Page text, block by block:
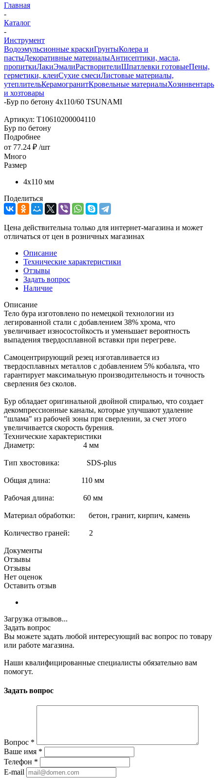
Главная
-
Каталог
-
Инструмент
Водоэмульсионные краскиГрунтыКолера и
пастыДекоративные материалыАнтисептики, масла,
пропиткиЛакиЭмалиРастворителиШпатлевки готовыеПены,
герметики, клеиСухие смесиЛистовые материалы,
утеплительКерамогранитКровельные материалыХозинвентарь
и хозтовары
-Бур по бетону 4х110/60 TSUNAMI
Артикул: T10610200004110
Бур по бетону
Подробнее
от 77.24 ₽ /шт
Много
Размер
4х110 мм
Поделиться
Цена действительна только для интернет-магазина и может
отличаться от цен в розничных магазинах
Описание
Технические характеристики
Отзывы
Задать вопрос
Наличие
Описание
Тело бура изготовлено по немецкой технологии из
легированной стали с добавлением 38% хрома, что
увеличивает износостойкость и уменьшает вероятность
выпадения твердосплавной вставки при перегреве.
Самоцентрирующий резец изготавливается из
твердосплавных металлов с добавлением 5% кобальта, что
гарантирует максимальную производительность и точность
сверления без сколов.
Бур обладает оригинальной двойной спиралью, что создает
декомпрессионные каналы, которые улучшают удаление
"шлама" из рабочей зоны при сверлении, за счет этого
увеличивается скорость бурения.
Технические характеристики
Диаметр: 4 мм
Тип хвостовика: SDS-plus
Общая длина: 110 мм
Рабочая длина: 60 мм
Материал обработки: бетон, гранит, кирпич, камень
Количество граней: 2
Документы
Отзывы
Отзывы
Нет оценок
Оставить отзыв
Загрузка отзывов...
Задать вопрос
Вы можете задать любой интересующий вас вопрос по товару
или работе магазина.
Наши квалифицированные специалисты обязательно вам
помогут.
Задать вопрос
Вопрос *
Ваше имя *
Телефон *
E-mail